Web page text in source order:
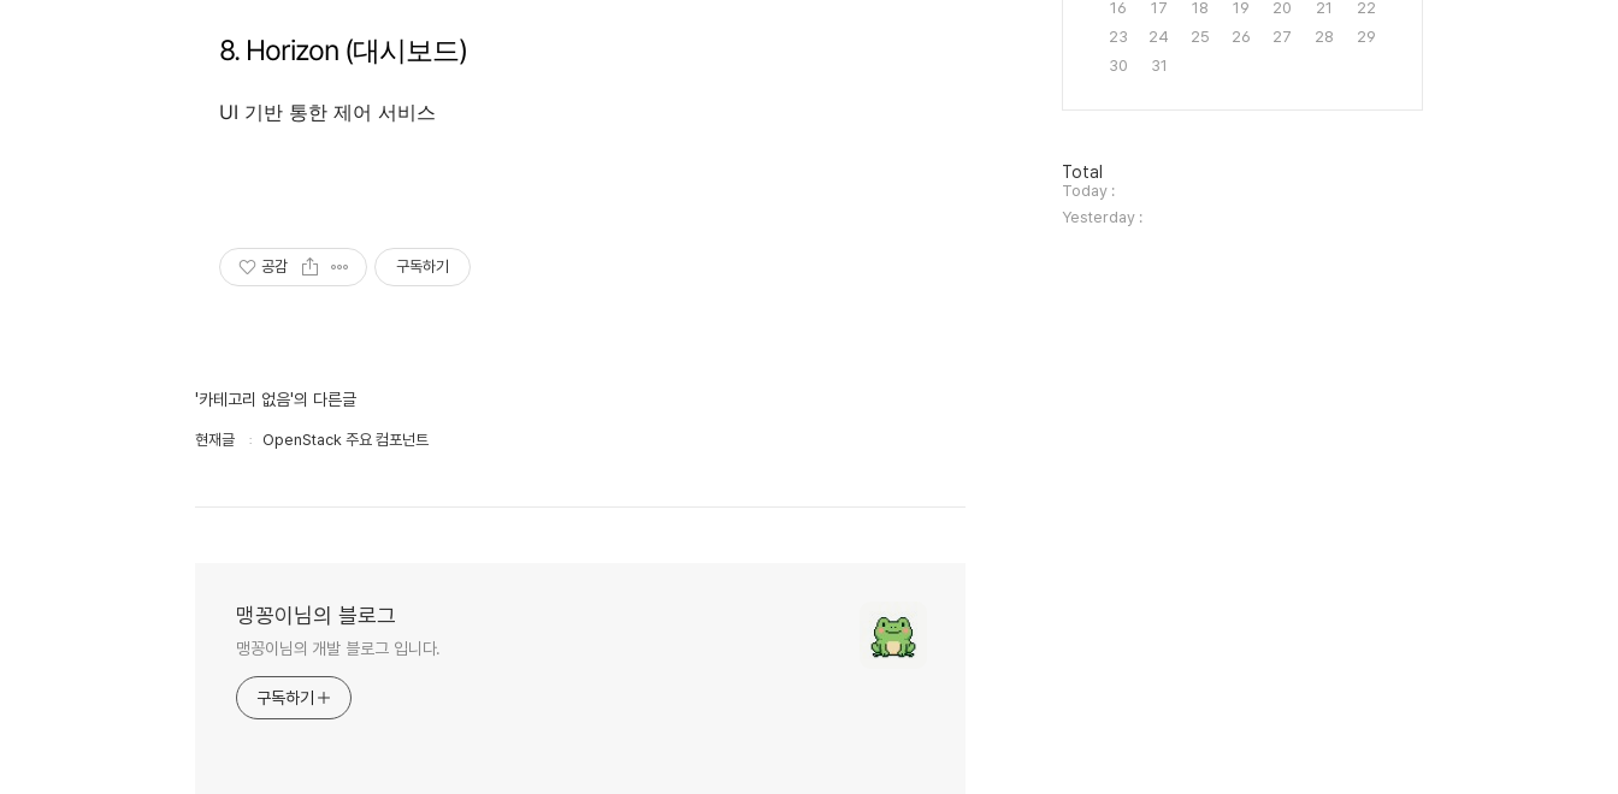
8. Horizon (대시보드)
UI 기반 통한 제어 서비스
공감 구독하기
'카테고리 없음'의 다른글
현재글 OpenStack 주요 컴포넌트
맹꽁이님의 블로그
맹꽁이님의 개발 블로그 입니다.
구독하기
16
17 18 19 20 21
22
23
24 25 26 27 28
29
30
31
방
문
자
수
Total
Today :
Yesterday :